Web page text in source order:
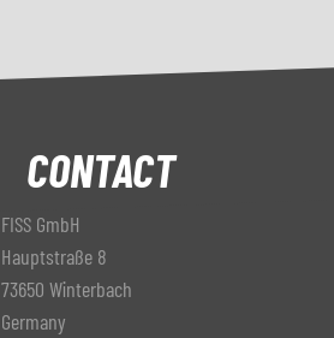
CONTACT
FISS GmbH
Hauptstraße 8
73650 Winterbach
Germany